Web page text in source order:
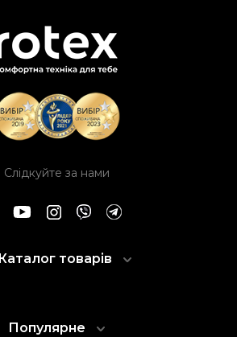
Слідкуйте за нами
Каталог товарів
Популярне